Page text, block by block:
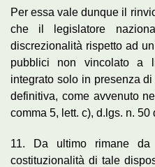
Per essa vale dunque il
che il legislatore
discrezionalità rispetto ad
pubblici non vincolato a
integrato solo in presenza
definitiva, come avvenuto
comma 5, lett. c), d.lgs. n. 50
11. Da ultimo rimane da
costituzionalità di tale